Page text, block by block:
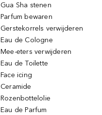
Gua Sha stenen
Parfum bewaren
Gerstekorrels verwijderen
Eau de Cologne
Mee-eters verwijderen
Eau de Toilette
Face icing
Ceramide
Rozenbottelolie
Eau de Parfum